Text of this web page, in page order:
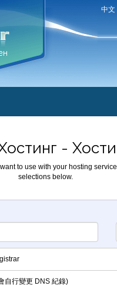
中文
-
to use with your hosting
selections below.
自行變更 DNS 紀錄)